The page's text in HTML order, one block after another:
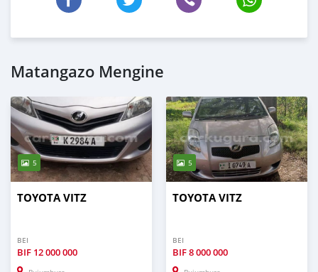
Matangazo Mengine
5
TOYOTA VITZ
BEI
BIF 12 000 000
5
TOYOTA VITZ
BEI
BIF8 000 000